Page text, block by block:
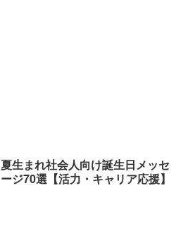
夏生まれ社会人向け誕生日メッセ
ージ70選【活力・キャリア応援】